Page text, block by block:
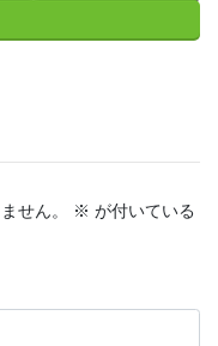
せん。 ※ が付いている